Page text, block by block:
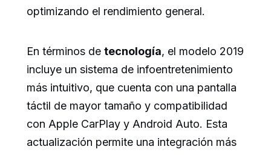
optimizando el rendimiento general.
En términos de tecnología, el modelo 2019
incluye un sistema de infoentretenimiento
más intuitivo, que cuenta con una pantalla
táctil de mayor tamaño y compatibilidad
con Apple CarPlay y Android Auto. Esta
actualización permite una integración más